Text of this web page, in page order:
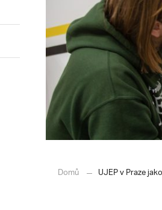
Domů UJEP v Praze